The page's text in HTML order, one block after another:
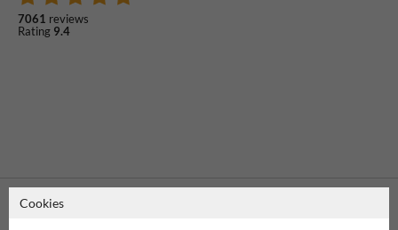
7061 reviews
Rating 9.4
Cookies